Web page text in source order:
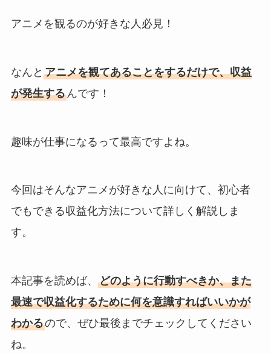
アニメを観るのが好きな人必見！
なんと アニメを観てあることをするだけで、収益
が発生するんです！
趣味が仕事になるって最高ですよね。
今回はそんなアニメが好きな人に向けて、初心者
でもできる収益化方法について詳しく解説しま
す。
本記事を読めば、 どのように行動すべきか、また
最速で収益化するために何を意識すればいいかが
わかるので、ぜひ最後までチェックしてください
ね。